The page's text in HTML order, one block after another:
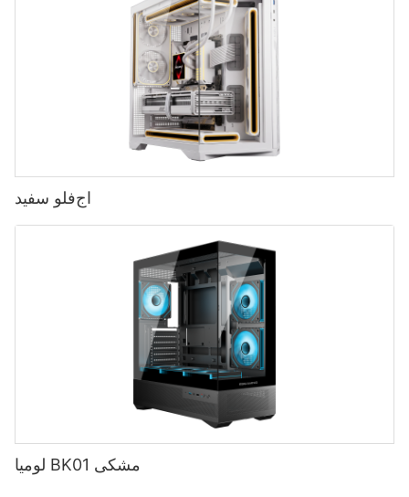
اج‌فلو سفید
لومیا BK01 مشکی